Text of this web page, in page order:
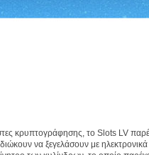
κρυπτογράφησης, το Slots LV
να ξεγελάσουν με